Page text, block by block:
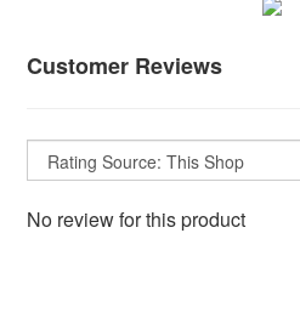
Customer Reviews
No review for this product